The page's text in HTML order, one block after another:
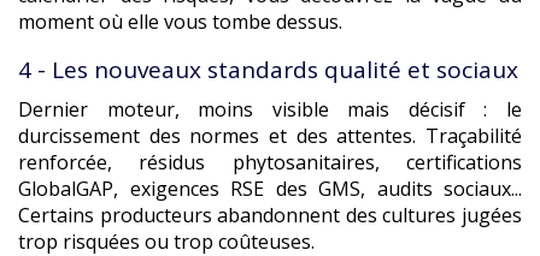
moment où elle vous tombe dessus.
4 - Les nouveaux standards qualité et sociaux
Dernier moteur, moins visible mais décisif : le
durcissement des normes et des attentes. Traçabilité
renforcée, résidus phytosanitaires, certifications
GlobalGAP, exigences RSE des GMS, audits sociaux...
Certains producteurs abandonnent des cultures jugées
trop risquées ou trop coûteuses.